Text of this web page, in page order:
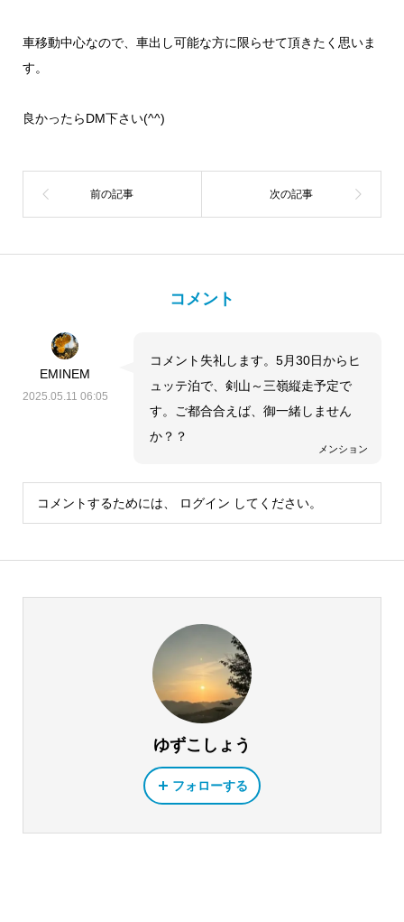
車移動中心なので、車出し可能な方に限らせて頂きたく思いま
す。
良かったらDM下さい(^^)
コメント
EMINEM
2025.05.11 06:05
メンション
コメント失礼します。5月30日からヒ
ュッテ泊で、剣山～三嶺縦走予定で
す。ご都合合えば、御一緒しません
か？？
コメントするためには、 ログイン してください。
ゆずこしょう
フォローする